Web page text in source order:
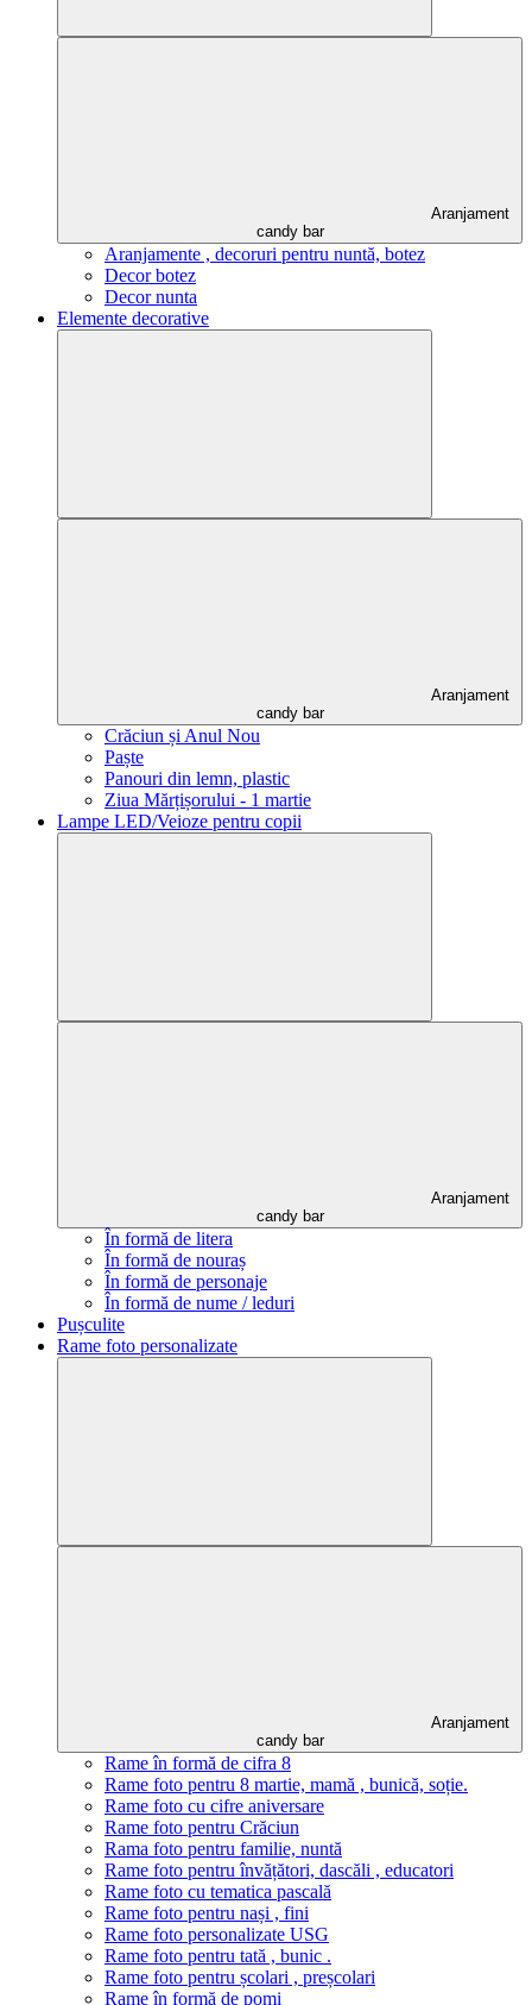
Aranjament
candy bar
Aranjamente , decoruri pentru nuntă, botez
Decor botez
Decor nunta
Elemente decorative
Aranjament
candy bar
Crăciun și Anul Nou
Paște
Panouri din lemn, plastic
Ziua Mărțișorului - 1 martie
Lampe LED/Veioze pentru copii
Aranjament
candy bar
În formă de litera
În formă de nouraș
În formă de personaje
În formă de nume / leduri
Pușculite
Rame foto personalizate
Aranjament
candy bar
Rame în formă de cifra 8
Rame foto pentru 8 martie, mamă , bunică, soție.
Rame foto cu cifre aniversare
Rame foto pentru Crăciun
Rama foto pentru familie, nuntă
Rame foto pentru învățători, dascăli , educatori
Rame foto cu tematica pascală
Rame foto pentru nași , fini
Rame foto personalizate USG
Rame foto pentru tată , bunic .
Rame foto pentru școlari , preșcolari
Rame în formă de pomi